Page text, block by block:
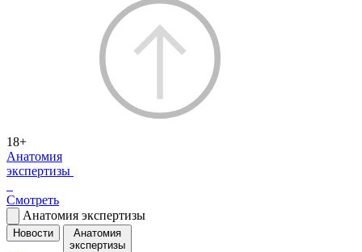
18+
Анатомия
экспертизы
Смотреть
Анатомия экспертизы
Новости
Анатомия
экспертизы